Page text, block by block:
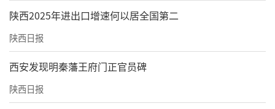
陕西2025年进出口增速何以居全国第二
陕西日报
西安发现明秦藩王府门正官员碑
陕西日报